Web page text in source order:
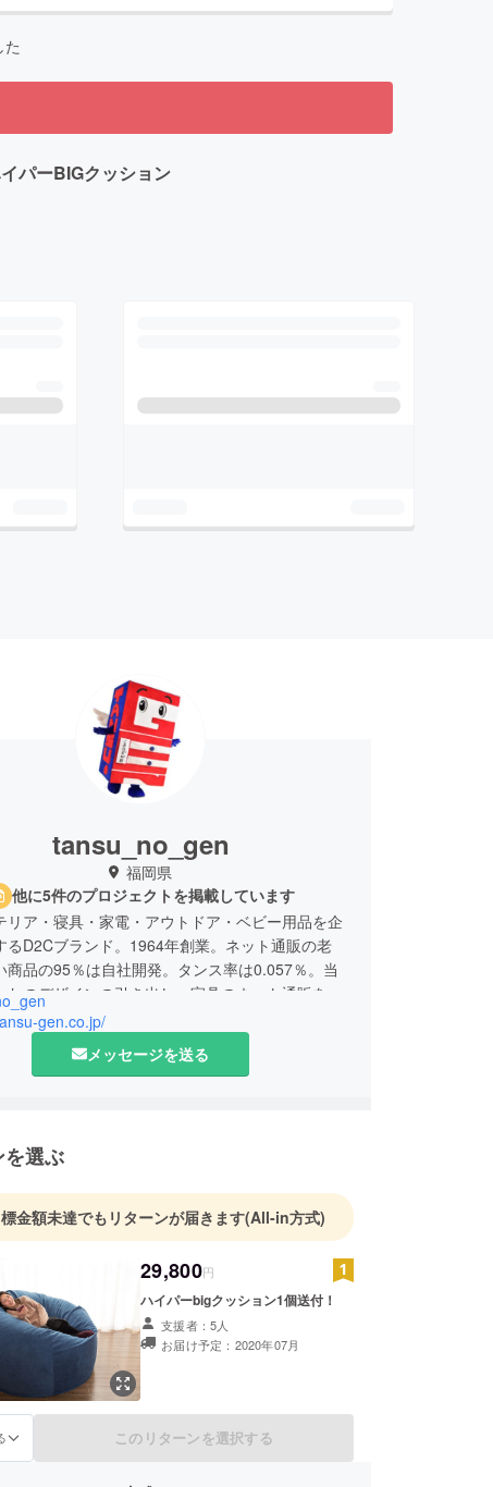
パーBIGクッション
tansu_no_gen
福岡県
他に5件のプロジェクトを掲載しています
リア・寝具・家電・アウトドア・ベビー用品を企
るD2Cブランド。1964年創業。ネット通販の老
商品の95％は自社開発。タンス率は0.057％。当
たのデザインの引き出し。家具のネット通販を通
の未来をデザインします。
gen.co.jp/
メッセージを送る
を選ぶ
金額未達でもリターンが届きます(All-in方式)
29,800円
ハイパーbigクッション1個送付！
支援者：5人
お届け予定：2020年07月
このリターンを選択する